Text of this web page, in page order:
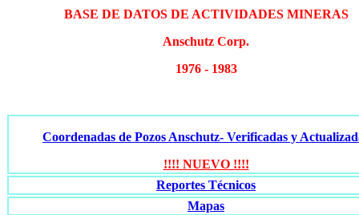
BASE DE DATOS DE ACTIVIDADES MINERAS
Anschutz Corp.
1976 - 1983
Coordenadas de Pozos Anschutz- Verificadas y
!!!! NUEVO !!!!
Reportes Técnicos
Mapas